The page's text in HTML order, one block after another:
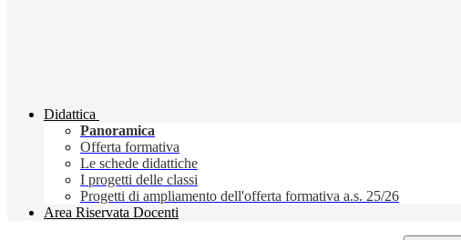
Didattica
Panoramica
Offerta formativa
Le schede didattiche
I progetti delle classi
Progetti di ampliamento dell'offerta formativa a.s. 25/26
Area Riservata Docenti